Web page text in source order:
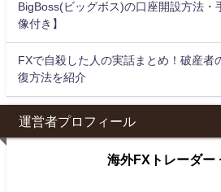
BigBoss(ビッグボス)の口座開設方法・
像付き】
FXで自殺した人の実話まとめ！破産者
復方法を紹介
運営者プロフィール
海外FXトレーダー